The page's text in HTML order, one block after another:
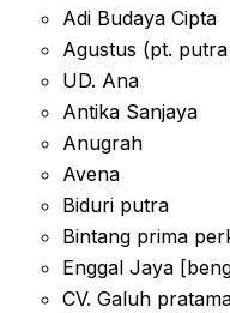
Adi Budaya Cipta
Agustus (pt.
UD. Ana
Antika Sanjaya
Anugrah
Avena
Biduri putra
Bintang prima
Enggal Jaya
CV. Galuh